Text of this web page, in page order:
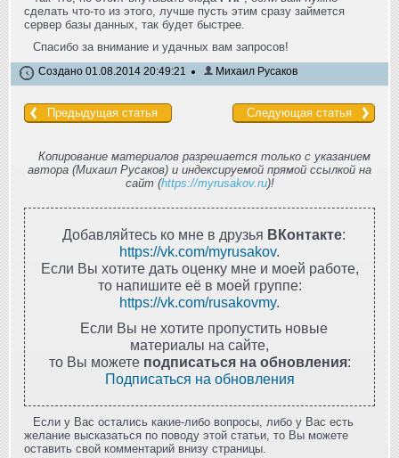
сделать что-то из этого, лучше пусть этим сразу займется
сервер базы данных, так будет быстрее.
Спасибо за внимание и удачных вам запросов!
Создано 01.08.2014 20:49:21 Михаил Русаков
Предыдущая статья Следующая статья
Копирование материалов разрешается только с указанием
автора (Михаил Русаков) и индексируемой прямой ссылкой на
сайт (https://myrusakov.ru)!
Добавляйтесь ко мне в друзья ВКонтакте:
https://vk.com/myrusakov.
Если Вы хотите дать оценку мне и моей работе,
то напишите её в моей группе:
https://vk.com/rusakovmy.
Если Вы не хотите пропустить новые
материалы на сайте,
то Вы можете подписаться на обновления:
Подписаться на обновления
Если у Вас остались какие-либо вопросы, либо у Вас есть
желание высказаться по поводу этой статьи, то Вы можете
оставить свой комментарий внизу страницы.